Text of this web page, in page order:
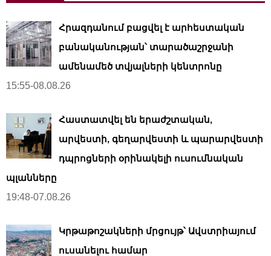
Հրազդանում բացվել է արհեստական ​​
բանականության՝ տարածաշրջանի
ամենամեծ տվյալների կենտրոնը
15:55-08.08.26
Հաստատվել են երաժշտական,
արվեստի, գեղարվեստի և պարարվեստի
դպրոցների օրինակելի ուսումնական
պլանները
19:48-07.08.26
Կրթաթոշակների մրցույթ՝ Ավստրիայում
ուսանելու համար